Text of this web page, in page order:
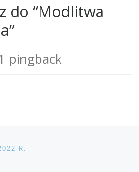
do “Modlitwa
pingback
Wpisów
R.